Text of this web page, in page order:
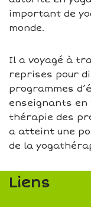
important de
monde.
Il a voyagé à
reprises pour
programmes
enseignants en
thérapie des
a atteint une
de la
Liens